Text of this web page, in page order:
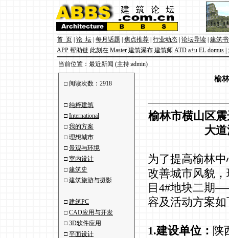
首 页 论 坛 每月话题 焦点推荐 行业动态 论坛导读 建筑
APP 帮助链 此刻在 Master 建筑瀑布 建筑师 ATD a+u EL domus
当前位置：最近新闻 (主持:admin)
□ 阅读次数：2918
□纯粹建筑
□International
□我的方案
□理想城市
□景观与环境
□室内设计
□建筑史
□建筑旅游与摄影
□建筑PC
□CAD应用与开发
□3D软件应用
□平面设计
榆
榆林市横山区
大
为了提高榆林
改善城市风貌
目4#地块二期
容及活动方案
1.建设单位： 陕